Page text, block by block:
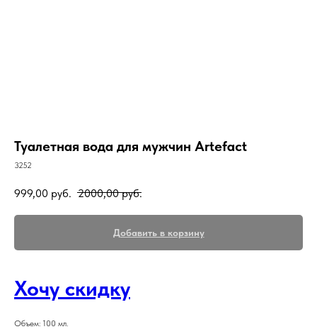
Туалетная вода для мужчин Artefact
3252
999,00 руб. 2000,00 руб.
Добавить в корзину
Хочу скидку
Объем: 100 мл.